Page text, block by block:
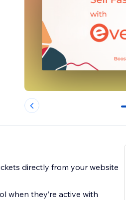
0
directly from your website
when they’re active with